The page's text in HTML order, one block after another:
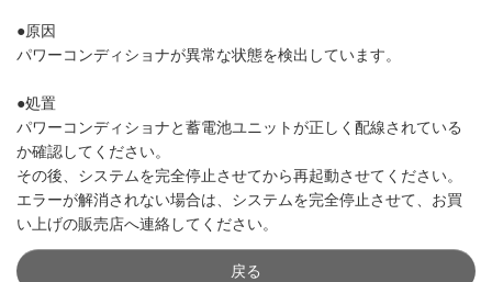
●原因
パワーコンディショナが異常な状態を検出しています。
●処置
パワーコンディショナと蓄電池ユニットが正しく配線されている
か確認してください。
その後、システムを完全停止させてから再起動させてください。
エラーが解消されない場合は、システムを完全停止させて、お買
い上げの販売店へ連絡してください。
戻る